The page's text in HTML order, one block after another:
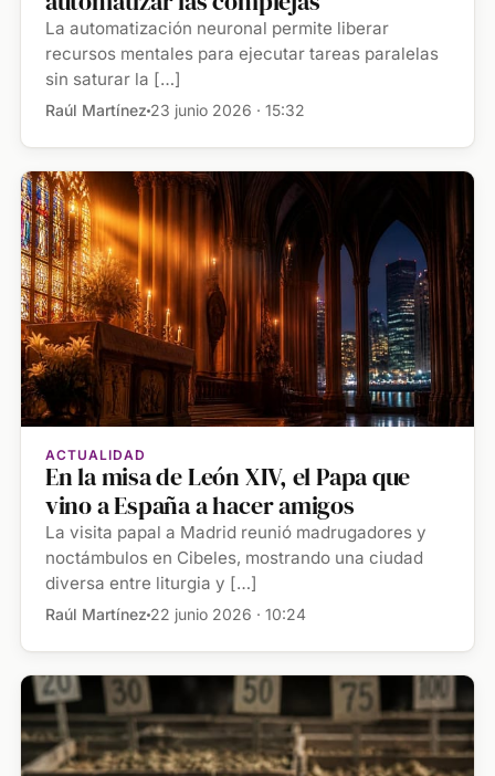
La automatización neuronal permite liberar
recursos mentales para ejecutar tareas paralelas
sin saturar la […]
Raúl Martínez 23 junio 2026 · 15:32
ACTUALIDAD
En la misa de León XIV, el Papa que
vino a España a hacer amigos
La visita papal a Madrid reunió madrugadores y
noctámbulos en Cibeles, mostrando una ciudad
diversa entre liturgia y […]
Raúl Martínez 22 junio 2026 · 10:24